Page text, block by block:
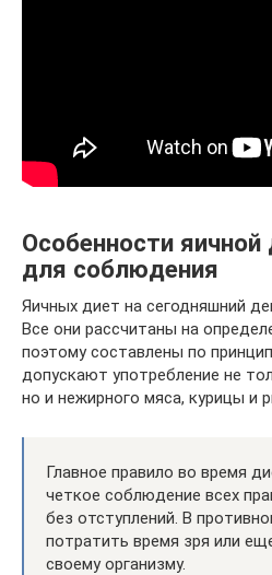
Особенности
для соблюдения
Яичных диет на сегодняшний
Все они рассчитаны на
поэтому составлены по
допускают употребление не
но и нежирного мяса, курицы и
Главное правило во время
четкое соблюдение всех
без отступлений. В
потратить время зря или
своему организму.